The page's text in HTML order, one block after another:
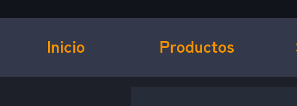
Inicio Productos